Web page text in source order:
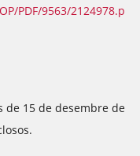
PDF/9563/2124978.p
de 15 de desembre de